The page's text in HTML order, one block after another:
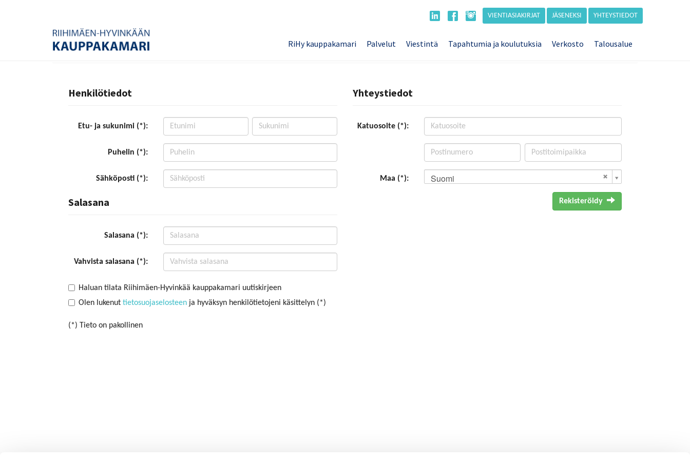
VIENTIASIAKIRJAT JÄSENEKSI YHTEYSTIEDOT
RiHy kauppakamari Palvelut Viestintä Tapahtumia ja koulutuksia Verkosto Talousalue
Henkilötiedot
Etu- ja sukunimi (*):
Puhelin (*):
Sähköposti (*):
Salasana
Salasana (*):
Vahvista salasana (*):
Yhteystiedot
Katuosoite (*):
Maa (*): Suomi
Rekisteröidy
Haluan tilata Riihimäen-Hyvinkää kauppakamari uutiskirjeen
Olen lukenut tietosuojaselosteen ja hyväksyn henkilötietojeni käsittelyn (*)
(*) Tieto on pakollinen